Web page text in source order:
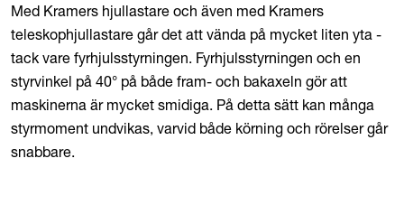
Med Kramers hjullastare och även med Kramers
teleskophjullastare går det att vända på mycket liten yta -
tack vare fyrhjulsstyrningen. Fyrhjulsstyrningen och en
styrvinkel på 40° på både fram- och bakaxeln gör att
maskinerna är mycket smidiga. På detta sätt kan många
styrmoment undvikas, varvid både körning och rörelser går
snabbare.